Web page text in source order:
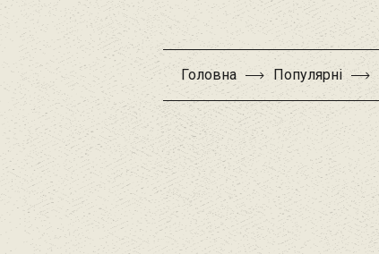
Головна Популярні